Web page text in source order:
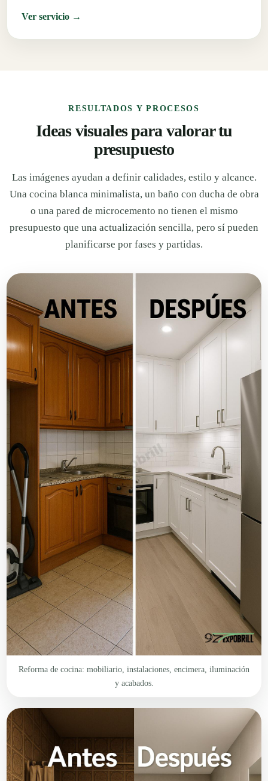
Ver servicio →
RESULTADOS Y PROCESOS
Ideas visuales para valorar tu
presupuesto
Las imágenes ayudan a definir calidades, estilo y alcance.
Una cocina blanca minimalista, un baño con ducha de obra
o una pared de microcemento no tienen el mismo
presupuesto que una actualización sencilla, pero sí pueden
planificarse por fases y partidas.
Reforma de cocina: mobiliario, instalaciones, encimera, iluminación
y acabados.